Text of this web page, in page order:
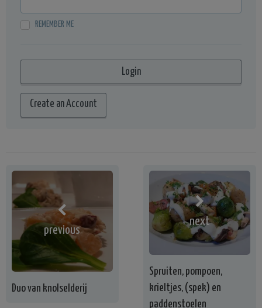
REMEMBER ME
Create an Account
previous
Duo van knolselderij
next
Spruiten, pompoen,
krieltjes, (spek) en
paddenstoelen